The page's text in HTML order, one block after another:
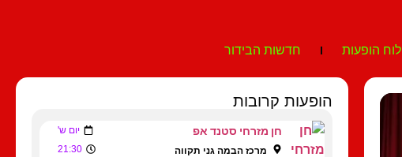
לוח הופעות חדשות הבידור
הופעות קרובות
חן מזרחי סטנד אפ יום ש'
מרכז הבמה גני תקווה 21:30